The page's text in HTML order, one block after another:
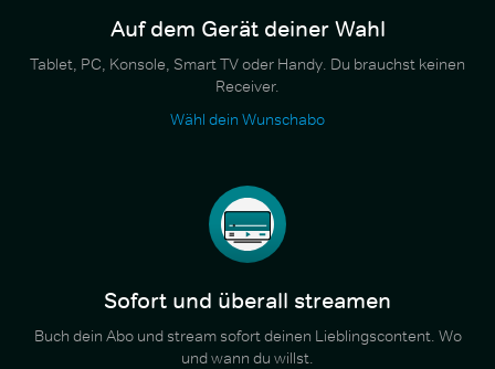
Auf dem Gerät deiner Wahl
Tablet, PC, Konsole, Smart TV oder Handy. Du brauchst keinen
Receiver.
Wähl dein Wunschabo
Sofort und überall streamen
Buch dein Abo und stream sofort deinen Lieblingscontent. Wo
und wann du willst.